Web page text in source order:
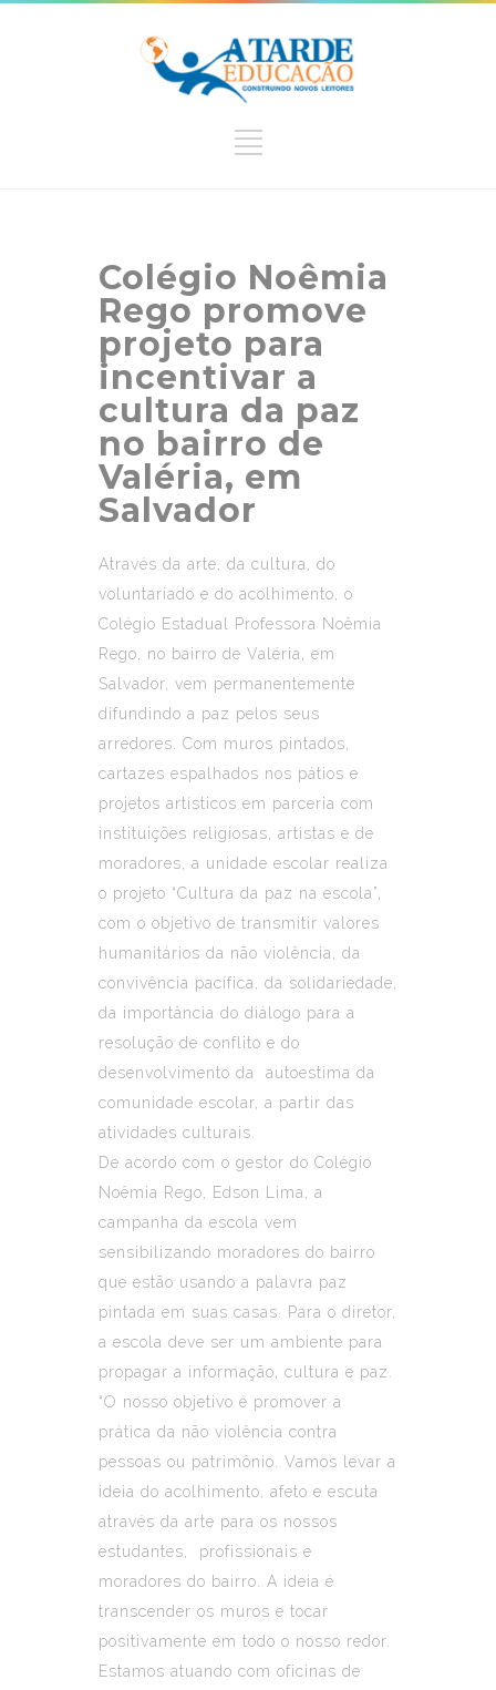
Colégio Noêmia
Rego promove
projeto para
incentivar a
cultura da paz
no bairro de
Valéria, em
Salvador
Através da arte, da cultura, do
voluntariado e do acolhimento, o
Colégio Estadual Professora Noêmia
Rego, no bairro de Valéria, em
Salvador, vem permanentemente
difundindo a paz pelos seus
arredores. Com muros pintados,
cartazes espalhados nos pátios e
projetos artísticos em parceria com
instituições religiosas, artistas e de
moradores, a unidade escolar realiza
o projeto “Cultura da paz na escola”,
com o objetivo de transmitir valores
humanitários da não violência, da
convivência pacífica, da solidariedade,
da importância do diálogo para a
resolução de conflito e do
desenvolvimento da autoestima da
comunidade escolar, a partir das
atividades culturais.
De acordo com o gestor do Colégio
Noêmia Rego, Edson Lima, a
campanha da escola vem
sensibilizando moradores do bairro
que estão usando a palavra paz
pintada em suas casas. Para o diretor,
a escola deve ser um ambiente para
propagar a informação, cultura e paz.
“O nosso objetivo é promover a
prática da não violência contra
pessoas ou patrimônio. Vamos levar a
ideia do acolhimento, afeto e escuta
através da arte para os nossos
estudantes, profissionais e
moradores do bairro. A ideia é
transcender os muros e tocar
positivamente em todo o nosso redor.
Estamos atuando com oficinas de